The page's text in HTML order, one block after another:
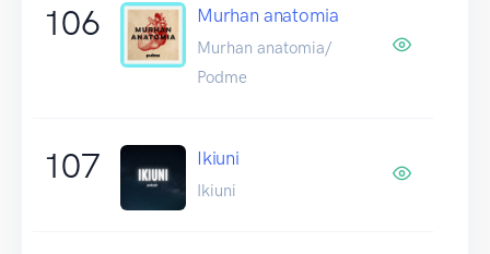
106 Murhan anatomia
Murhan anatomia/
Podme
107 Ikiuni
Ikiuni